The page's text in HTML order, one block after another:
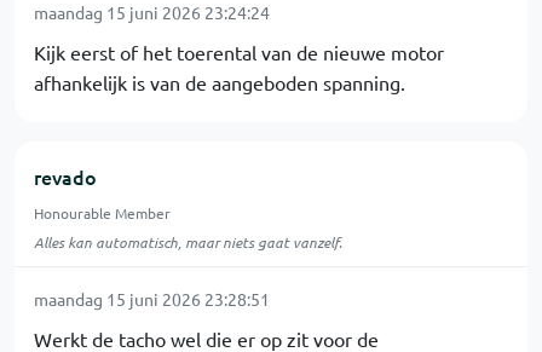
maandag 15 juni 2026 23:24:24
Kijk eerst of het toerental van de nieuwe motor
afhankelijk is van de aangeboden spanning.
revado
Honourable Member
Alles kan automatisch, maar niets gaat vanzelf.
maandag 15 juni 2026 23:28:51
Werkt de tacho wel die er op zit voor de